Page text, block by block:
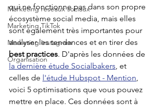
Marketing réseaux sociaux
Marketing TikTok
Marketing Instagram
Organisation
qui ne fonctionne pas dans son propre
écosystème social media, mais elles
sont également très importantes pour
analyser les tendances et en tirer des
best practices. D'après les données de
la dernière étude Socialbakers, et
celles de l'étude Hubspot - Mention,
voici 5 optimisations que vous pouvez
mettre en place. Ces données sont à